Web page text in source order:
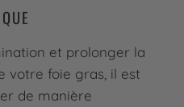
et prolonger la
votre foie gras, il est
de manière